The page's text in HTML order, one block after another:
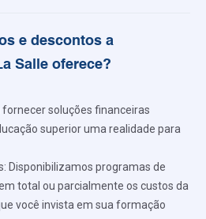
e descontos a
Salle oferece?
soluções financeiras
superior uma realidade para
Disponibilizamos programas de
total ou parcialmente os custos da
você invista em sua formação